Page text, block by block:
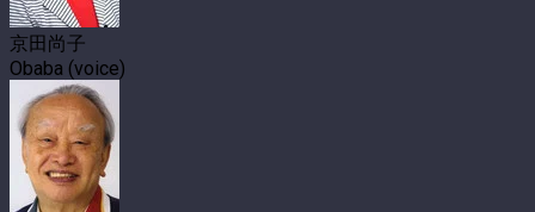
京田尚子
Obaba (voice)